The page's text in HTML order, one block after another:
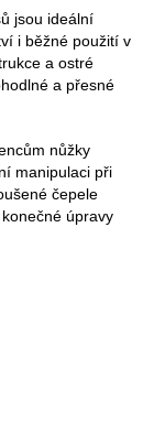
jsou ideální
i běžné použití v
a ostré
a přesné
nůžky
manipulaci při
čepele
úpravy